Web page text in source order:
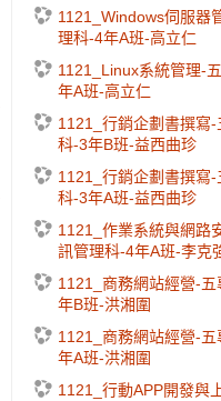
1121_Windows伺服器
理科-4年A班-高立仁
1121_Linux系統管理-
年A班-高立仁
1121_行銷企劃書撰寫
科-3年B班-益西曲珍
1121_行銷企劃書撰寫
科-3年A班-益西曲珍
1121_作業系統與網路
訊管理科-4年A班-李克
1121_商務網站經營-
年B班-洪湘圍
1121_商務網站經營-
年A班-洪湘圍
1121_行動APP開發與